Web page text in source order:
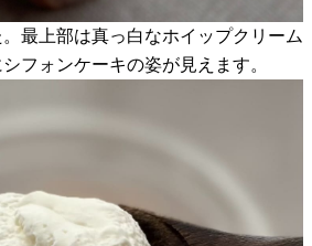
最上部は真っ白なホイップクリーム
フォンケーキの姿が見えます。